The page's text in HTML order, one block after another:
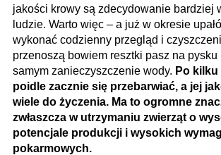
jakości krowy są zdecydowanie bardziej
ludzie. Warto więc – a już w okresie
wykonać codzienny przegląd i
przenoszą bowiem resztki pasz na
samym zanieczyszczenie wody. Po
poidle zacznie się przebarwiać, a jej
wiele do życzenia. Ma to ogromne
zwłaszcza w utrzymaniu zwierząt o
potencjale produkcji i wysokich
pokarmowych.